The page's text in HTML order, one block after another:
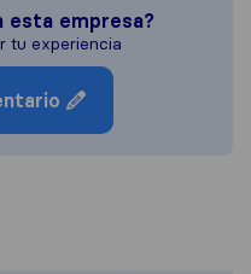
esta empresa?
tu experiencia